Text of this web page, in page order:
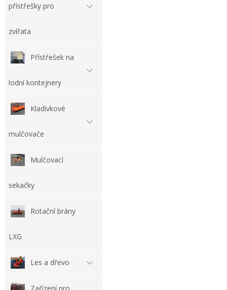
přístřešky pro
zvířata
Přístřešek na
lodní kontejnery
Kladívkové
mulčovače
Mulčovací
sekačky
Rotační brány
LXG
Les a dřevo